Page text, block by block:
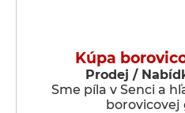
Kúpa
Prodej /
Sme píla v Senci a